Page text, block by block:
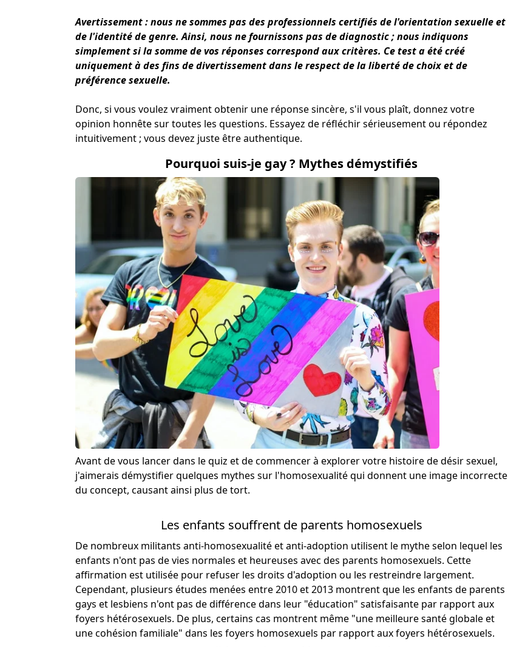
Avertissement : nous ne sommes pas des professionnels certifiés de l'orientation sexuelleet
de l'identité de genre. Ainsi, nous ne fournissons pas de diagnostic ; nous indiquons
simplement si la somme de vos réponses correspond aux critères. Ce test a été créé
uniquement à des fins de divertissement dans le respect de la liberté de choix et de
préférence sexuelle.
Donc, si vous voulez vraiment obtenir une réponse sincère, s'il vous plaît, donnez votre
opinion honnête sur toutes les questions. Essayez de réfléchir sérieusement ou répondez
intuitivement ; vous devez juste être authentique.
Pourquoi suis-je gay ? Mythes démystifiés
Avant de vous lancer dans le quiz et de commencer à explorer votre histoire de désir sexuel,
j'aimerais démystifier quelques mythes sur l'homosexualité qui donnent une image incorrecte
du concept, causant ainsi plus de tort.
Les enfants souffrent de parents homosexuels
De nombreux militants anti-homosexualité et anti-adoption utilisent le mythe selon lequel les
enfants n'ont pas de vies normales et heureuses avec des parents homosexuels. Cette
affirmation est utilisée pour refuser les droits d'adoption ou les restreindre largement.
Cependant, plusieurs études menées entre 2010 et 2013 montrent que les enfants de parents
gays et lesbiens n'ont pas de différence dans leur "éducation" satisfaisante par rapport aux
foyers hétérosexuels. De plus, certains cas montrent même "une meilleure santé globale et
une cohésion familiale" dans les foyers homosexuels par rapport aux foyers hétérosexuels.